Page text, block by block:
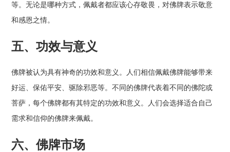
等。无论是哪种方式，佩戴者都应该心存敬畏，对佛牌表示敬意
和感恩之情。
五、功效与意义
佛牌被认为具有神奇的功效和意义。人们相信佩戴佛牌能够带来
好运、保佑平安、驱除邪恶等。不同的佛牌代表着不同的佛陀或
菩萨，每个佛牌都有其特定的功效和意义。人们会选择适合自己
需求和信仰的佛牌来佩戴。
六、佛牌市场